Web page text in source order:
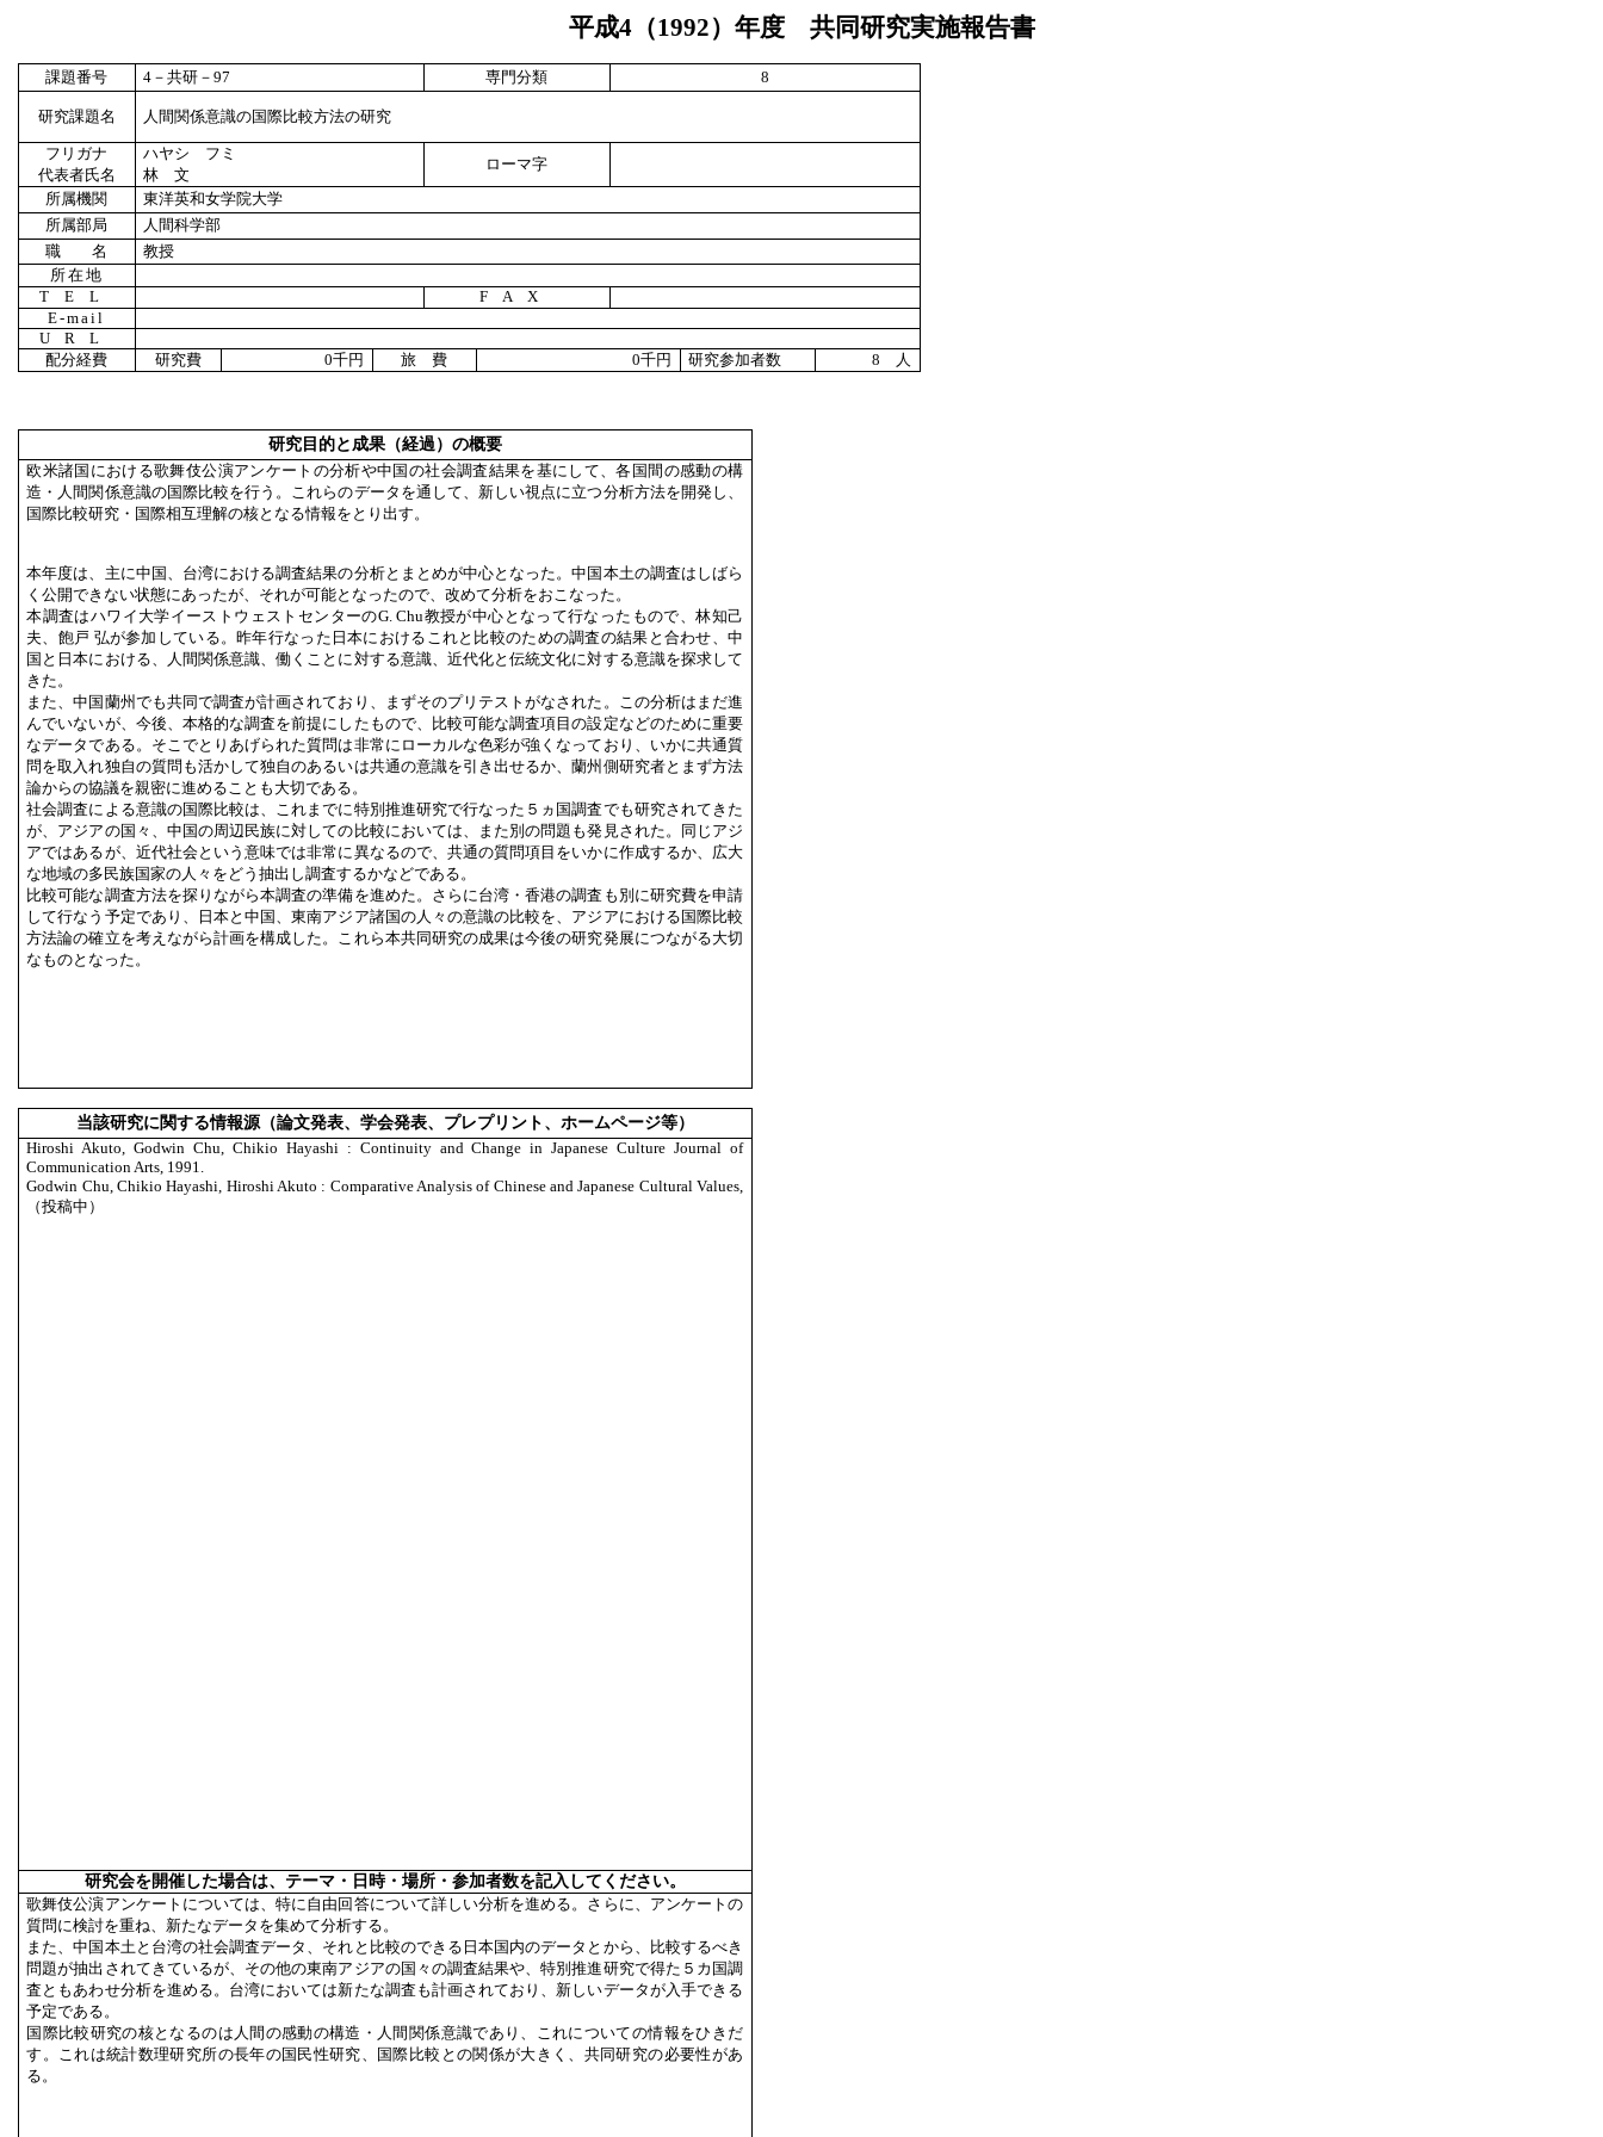
平成4（1992）年度 共同研究実施報告書
課題番号 4 －共研－97 専門分類 8
研究課題名 人間関係意識の国際比較方法の研究
フリガナ
代表者氏名
ハヤシ フミ
林 文
ローマ字
所属機関
東洋英和女学院大学
所属部局
人間科学部
職 名
教授
所在地
TEL
FAX
E-mail
URL
配分経費
研究費 0千円 旅 費 0千円 研究参加者数 8 人
研究目的と成果（経過）の概要
欧米諸国における歌舞伎公演アンケートの分析や中国の社会調査結果を基にして、各国間の感動の構
造・人間関係意識の国際比較を行う。これらのデータを通して、新しい視点に立つ分析方法を開発し、
国際比較研究・国際相互理解の核となる情報をとり出す。
本年度は、主に中国、台湾における調査結果の分析とまとめが中心となった。中国本土の調査はしばら
く公開できない状態にあったが、それが可能となったので、改めて分析をおこなった。
本調査はハワイ大学イーストウェストセンターのG. Chu教授が中心となって行なったもので、林知己
夫、飽戸 弘が参加している。昨年行なった日本におけるこれと比較のための調査の結果と合わせ、中
国と日本における、人間関係意識、働くことに対する意識、近代化と伝統文化に対する意識を探求して
きた。
また、中国蘭州でも共同で調査が計画されており、まずそのプリテストがなされた。この分析はまだ進
んでいないが、今後、本格的な調査を前提にしたもので、比較可能な調査項目の設定などのために重要
なデータである。そこでとりあげられた質問は非常にローカルな色彩が強くなっており、いかに共通質
問を取入れ独自の質問も活かして独自のあるいは共通の意識を引き出せるか、蘭州側研究者とまず方法
論からの協議を親密に進めることも大切である。
社会調査による意識の国際比較は、これまでに特別推進研究で行なった５ヵ国調査でも研究されてきた
が、アジアの国々、中国の周辺民族に対しての比較においては、また別の問題も発見された。同じアジ
アではあるが、近代社会という意味では非常に異なるので、共通の質問項目をいかに作成するか、広大
な地域の多民族国家の人々をどう抽出し調査するかなどである。
比較可能な調査方法を探りながら本調査の準備を進めた。さらに台湾・香港の調査も別に研究費を申請
して行なう予定であり、日本と中国、東南アジア諸国の人々の意識の比較を、アジアにおける国際比較
方法論の確立を考えながら計画を構成した。これら本共同研究の成果は今後の研究発展につながる大切
なものとなった。
当該研究に関する情報源（論文発表、学会発表、プレプリント、ホームページ等）
Hiroshi Akuto, Godwin Chu, Chikio Hayashi : Continuity and Change in Japanese Culture Journal of
Communication Arts, 1991.
Godwin Chu, Chikio Hayashi, Hiroshi Akuto : Comparative Analysis of Chinese and Japanese Cultural Values,
（投稿中）
研究会を開催した場合は、テーマ・日時・場所・参加者数を記入してください。
歌舞伎公演アンケートについては、特に自由回答について詳しい分析を進める。さらに、アンケートの
質問に検討を重ね、新たなデータを集めて分析する。
また、中国本土と台湾の社会調査データ、それと比較のできる日本国内のデータとから、比較するべき
問題が抽出されてきているが、その他の東南アジアの国々の調査結果や、特別推進研究で得た５カ国調
査ともあわせ分析を進める。台湾においては新たな調査も計画されており、新しいデータが入手できる
予定である。
国際比較研究の核となるのは人間の感動の構造・人間関係意識であり、これについての情報をひきだ
す。これは統計数理研究所の長年の国民性研究、国際比較との関係が大きく、共同研究の必要性があ
る。